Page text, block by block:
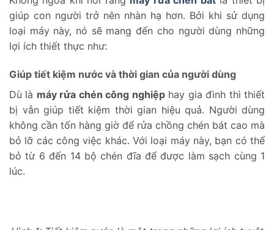
giúp con người trở nên nhàn hạ hơn. Bởi khi sử dụng
loại máy này, nó sẽ mang đến cho người dùng những
lợi ích thiết thực như:
Giúp tiết kiệm nước và thời gian của người dùng
Dù là máy rửa chén công nghiệphay gia đình thì thiết
bị vẫn giúp tiết kiệm thời gian hiệu quả. Người dùng
không cần tốn hàng giờ để rửa chồng chén bát cao mà
bỏ lỡ các công việc khác. Với loại máy này, bạn có thể
bỏ từ 6 đến 14 bộ chén đĩa để được làm sạch cùng 1
lúc.